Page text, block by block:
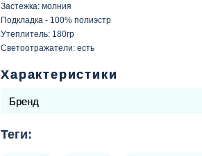
Застежка: молния
Подкладка - 100% полиэстр
Утеплитель: 180гр
Светоотражатели: есть
Характеристики
Бренд
Теги: